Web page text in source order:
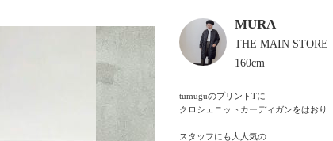
MURA
THE MAIN STORE
160cm
tumuguのプリントTに
クロシェニットカーディガンをはおり
スタッフにも大人気の